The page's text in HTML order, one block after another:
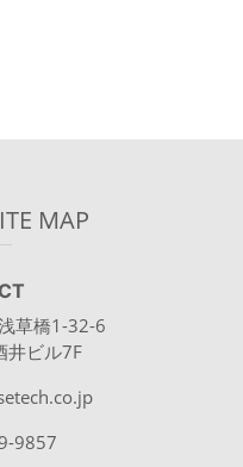
MAP
草橋1-32-6
井ビル7F
9857